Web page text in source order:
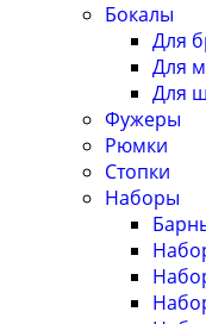
Бокалы
Для
Для
Для
Фужеры
Рюмки
Стопки
Наборы